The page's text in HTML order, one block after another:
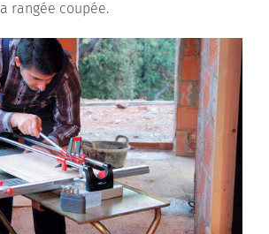
rangée coupée.